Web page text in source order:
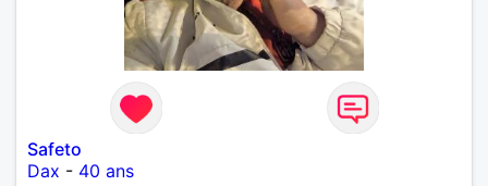
Safeto
Dax - 40 ans